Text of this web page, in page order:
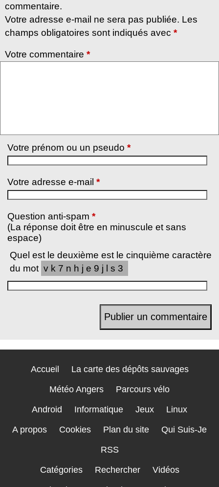
commentaire.
Votre adresse e-mail ne sera pas publiée. Les
champs obligatoires sont indiqués avec *
Votre commentaire *
Votre prénom ou un pseudo *
Votre adresse e-mail *
Question anti-spam *
(La réponse doit être en minuscule et sans
espace)
Quel est le deuxième est le cinquième caractère
du mot vk7nhje9jls3
Accueil La carte des dépôts sauvages
Météo Angers Parcours vélo
Android Informatique Jeux Linux
A propos Cookies Plan du site Qui Suis-Je
RSS
Catégories Rechercher Vidéos